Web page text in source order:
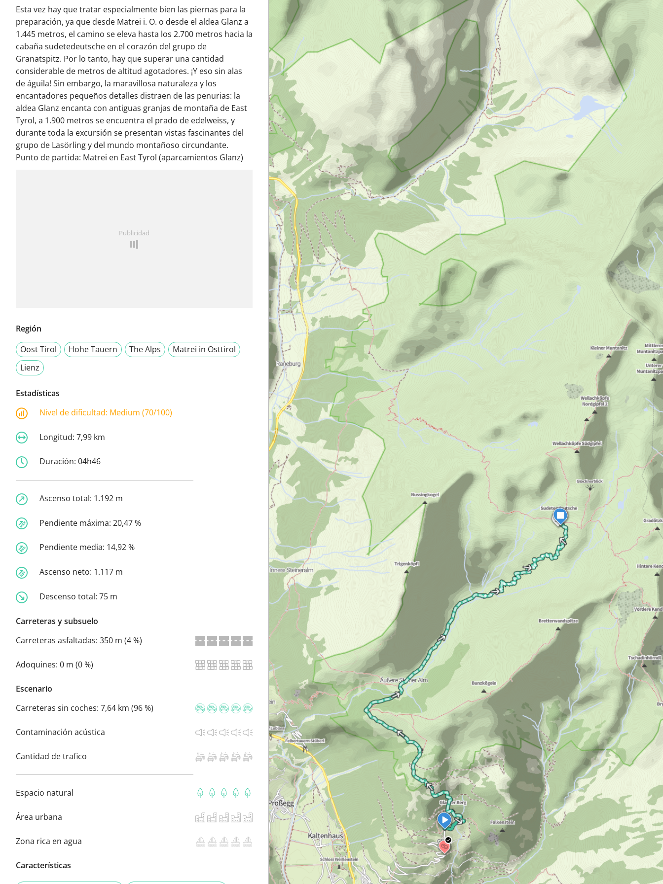
Esta vez hay que tratar especialmente bien las piernas para la
preparación, ya que desde Matrei i. O. o desde el aldea Glanz a
1.445 metros, el camino se eleva hasta los 2.700 metros hacia la
cabaña sudetedeutsche en el corazón del grupo de
Granatspitz. Por lo tanto, hay que superar una cantidad
considerable de metros de altitud agotadores. ¡Y eso sin alas
de águila! Sin embargo, la maravillosa naturaleza y los
encantadores pequeños detalles distraen de las penurias: la
aldea Glanz encanta con antiguas granjas de montaña de East
Tyrol, a 1.900 metros se encuentra el prado de edelweiss, y
durante toda la excursión se presentan vistas fascinantes del
grupo de Lasörling y del mundo montañoso circundante.
Punto de partida: Matrei en East Tyrol (aparcamientos Glanz)
Publicidad
Región
Oost Tirol
Hohe Tauern The Alps
Matrei in Osttirol
Lienz
Estadísticas
Nivel de dificultad: Medium (70/100)
Longitud: 7,99 km
Duración: 04h46
Ascenso total: 1.192 m
Pendiente máxima: 20,47 %
Pendiente media: 14,92 %
Ascenso neto: 1.117 m
Descenso total: 75 m
Carreteras y subsuelo
Carreteras asfaltadas: 350 m (4 %)
Adoquines: 0 m (0 %)
Escenario
Carreteras sin coches: 7,64 km (96 %)
Contaminación acústica
Cantidad de trafico
Espacio natural
Área urbana
Zona rica en agua
Características